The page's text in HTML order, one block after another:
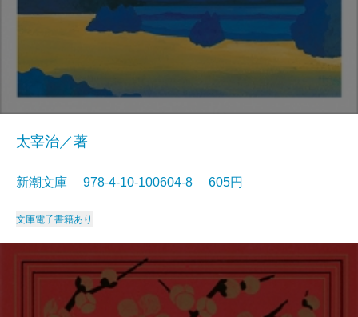
太宰治／著
新潮文庫 978-4-10-100604-8 605円
文庫電子書籍あり